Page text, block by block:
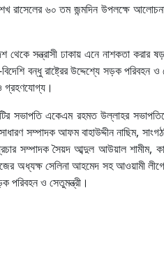
রাসেলের ৬০ তম জন্মদিন উপলক্ষে
থেকে সন্ত্রাসী ঢাকায় এনে নাশকতা করার
বন্ধু রাষ্ট্রের উদ্দেশ্যে সড়ক পরিবহন ও
ও গ্রহণযোগ্য।
সভাপতি একেএম রহমত উল্লাহর
সম্পাদক আফম বাহাউদ্দীন নাছিম,
সম্পাদক সৈয়দ আব্দুল আউয়াল শামীম,
অধ্যক্ষ সেলিনা আহমেদ সহ আওয়ামী
পরিবহন ও সেতুমন্ত্রী।